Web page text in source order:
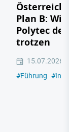
Plan B:
Polytec
trotzen
15.07.2026
#Führung #